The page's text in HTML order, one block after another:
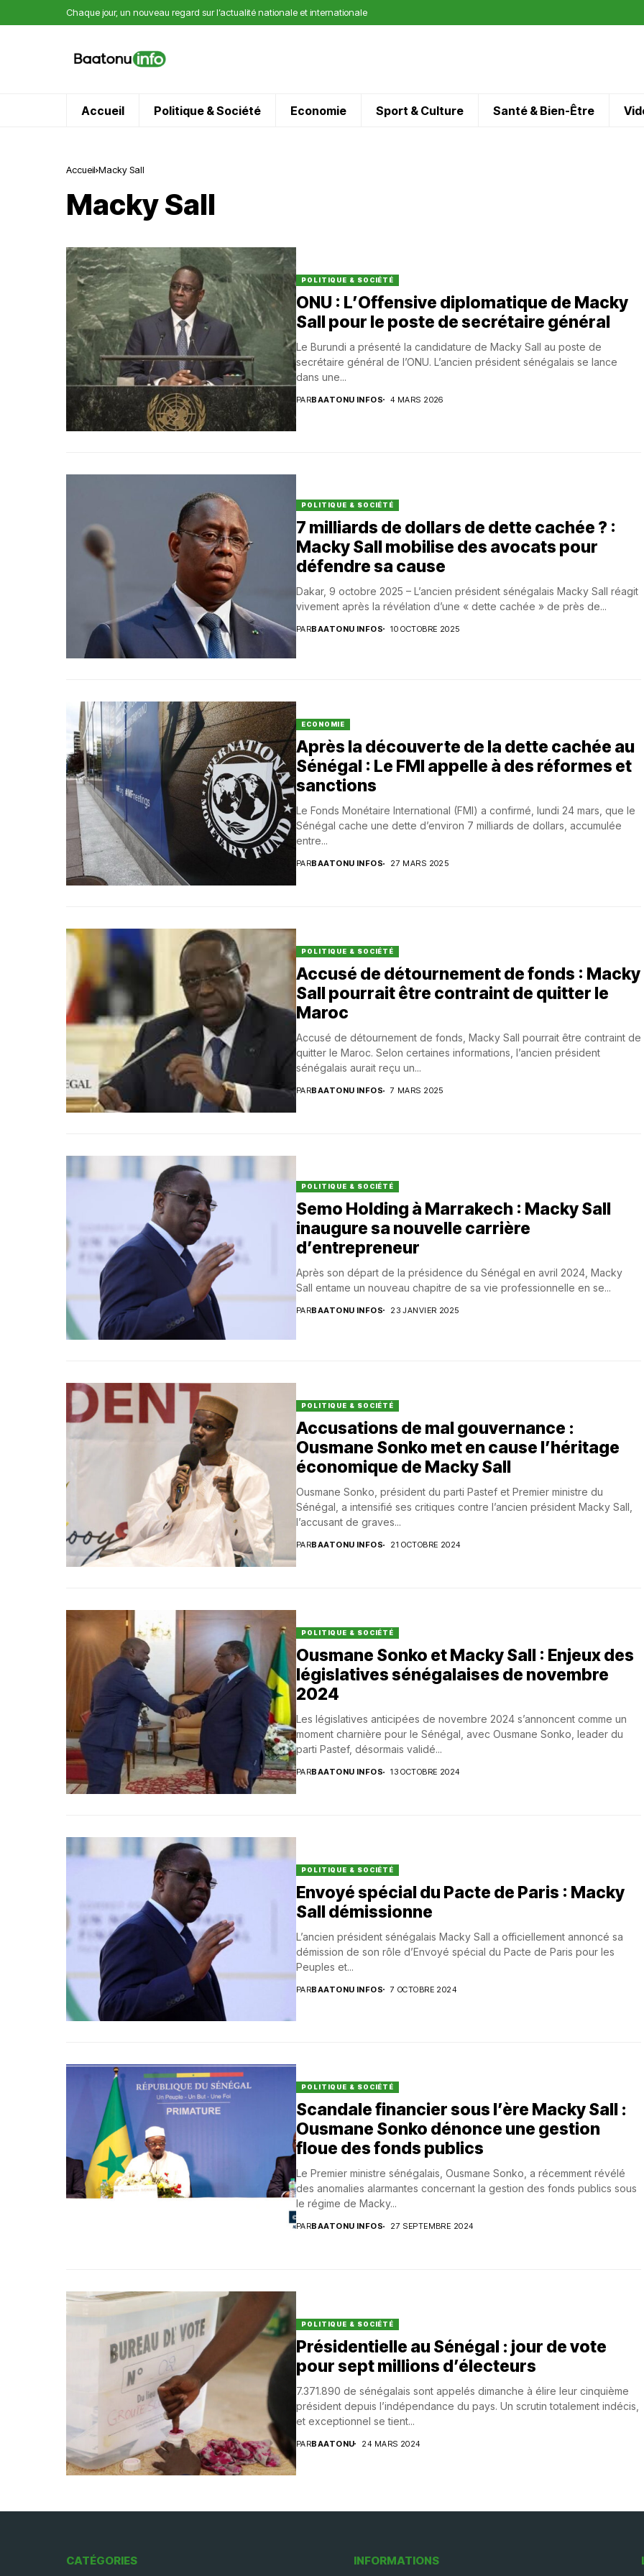
Chaque jour, un nouveau regard sur l’actualité nationale et internationale
Accueil Politique & Société Economie Sport & Culture Santé & Bien-Être
Accueil Macky Sall
Macky Sall
POLITIQUE & SOCIÉTÉ
ONU : L’Offensive diplomatique de Macky
Sall pour le poste de secrétaire général
Le Burundi a présenté la candidature de Macky Sall au poste de
secrétaire général de l’ONU. L’ancien président sénégalais se lance
dans une...
PARBAATONU INFOS 4 MARS 2026
POLITIQUE & SOCIÉTÉ
7 milliards de dollars de dette cachée ? :
Macky Sall mobilise des avocats pour
défendre sa cause
Dakar, 9 octobre 2025 – L’ancien président sénégalais Macky Sall réagit
vivement après la révélation d’une « dette cachée » de près de...
PARBAATONU INFOS 10 OCTOBRE 2025
ECONOMIE
Après la découverte de la dette cachée au
Sénégal : Le FMI appelle à des réformes et
sanctions
Le Fonds Monétaire International (FMI) a confirmé, lundi 24 mars, que le
Sénégal cache une dette d’environ 7 milliards de dollars, accumulée
entre...
PARBAATONU INFOS 27 MARS 2025
POLITIQUE & SOCIÉTÉ
Accusé de détournement de fonds : Macky
Sall pourrait être contraint de quitter le
Maroc
Accusé de détournement de fonds, Macky Sall pourrait être contraint de
quitter le Maroc. Selon certaines informations, l’ancien président
sénégalais aurait reçu un...
PARBAATONU INFOS 7 MARS 2025
POLITIQUE & SOCIÉTÉ
Semo Holding à Marrakech : Macky Sall
inaugure sa nouvelle carrière
d’entrepreneur
Après son départ de la présidence du Sénégal en avril 2024, Macky
Sall entame un nouveau chapitre de sa vie professionnelle en se...
PARBAATONU INFOS 23 JANVIER 2025
POLITIQUE & SOCIÉTÉ
Accusations de mal gouvernance :
Ousmane Sonko met en cause l’héritage
économique de Macky Sall
Ousmane Sonko, président du parti Pastef et Premier ministre du
Sénégal, a intensifié ses critiques contre l’ancien président Macky Sall,
l’accusant de graves...
PARBAATONU INFOS 21 OCTOBRE 2024
POLITIQUE & SOCIÉTÉ
Ousmane Sonko et Macky Sall : Enjeux des
législatives sénégalaises de novembre
2024
Les législatives anticipées de novembre 2024 s’annoncent comme un
moment charnière pour le Sénégal, avec Ousmane Sonko, leader du
parti Pastef, désormais validé...
PARBAATONU INFOS 13 OCTOBRE 2024
POLITIQUE & SOCIÉTÉ
Envoyé spécial du Pacte de Paris : Macky
Sall démissionne
L’ancien président sénégalais Macky Sall a officiellement annoncé sa
démission de son rôle d’Envoyé spécial du Pacte de Paris pour les
Peuples et...
PARBAATONU INFOS 7 OCTOBRE 2024
POLITIQUE & SOCIÉTÉ
Scandale financier sous l’ère Macky Sall :
Ousmane Sonko dénonce une gestion
floue des fonds publics
Le Premier ministre sénégalais, Ousmane Sonko, a récemment révélé
des anomalies alarmantes concernant la gestion des fonds publics sous
le régime de Macky...
PARBAATONU INFOS 27 SEPTEMBRE 2024
POLITIQUE & SOCIÉTÉ
Présidentielle au Sénégal : jour de vote
pour sept millions d’électeurs
7.371.890 de sénégalais sont appelés dimanche à élire leur cinquième
président depuis l’indépendance du pays. Un scrutin totalement indécis,
et exceptionnel se tient...
PARBAATONU 24 MARS 2024
CATÉGORIES INFORMATIONS